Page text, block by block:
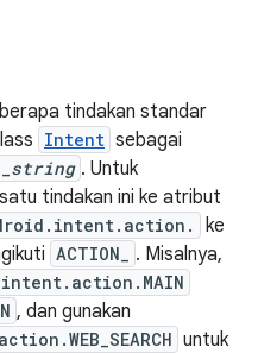
tindakan standar
Intent sebagai
string . Untuk
tindakan ini ke atribut
ke
ACTION_
. Misalnya,
, dan gunakan
untuk